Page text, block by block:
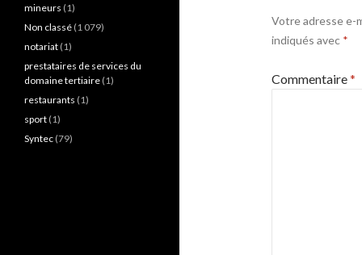
Votre adresse e-
indiqués avec *
Commentaire*
mineurs (1)
Non classé (1 079)
notariat (1)
prestataires de services du
domaine tertiaire (1)
restaurants (1)
sport (1)
Syntec (79)